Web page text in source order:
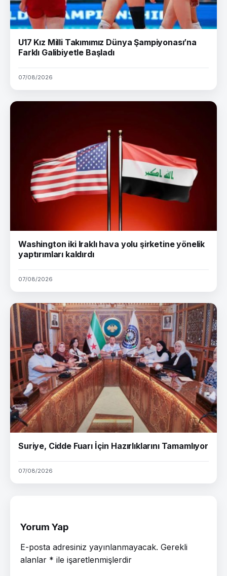
U17 Kız Milli Takımımız Dünya Şampiyonası’na
Farklı Galibiyetle Başladı
07/08/2026
Washington iki Iraklı hava yolu şirketine yönelik
yaptırımları kaldırdı
07/08/2026
Suriye, Cidde Fuarı İçin Hazırlıklarını Tamamlıyor
07/08/2026
Yorum Yap
E-posta adresiniz yayınlanmayacak. Gerekli
alanlar * ile işaretlenmişlerdir